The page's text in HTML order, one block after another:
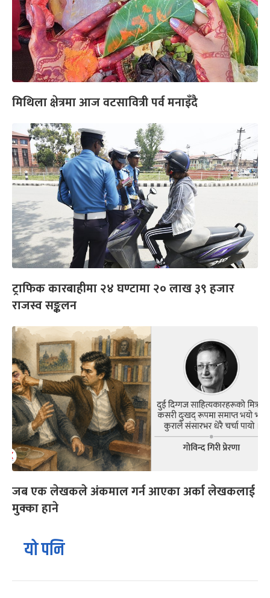
मिथिला क्षेत्रमा आज वटसावित्री पर्व मनाइँदै
ट्राफिक कारबाहीमा २४ घण्टामा २० लाख ३९ हजार
राजस्व सङ्कलन
जब एक लेखकले अंकमाल गर्न आएका अर्का लेखकलाई
मुक्का हाने
यो पनि